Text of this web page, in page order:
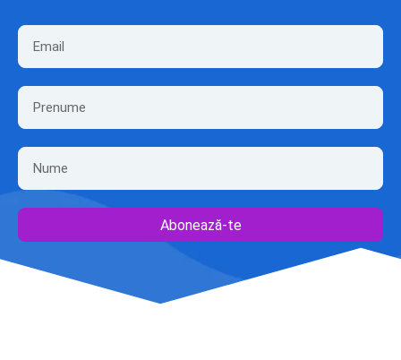
Abonează-te